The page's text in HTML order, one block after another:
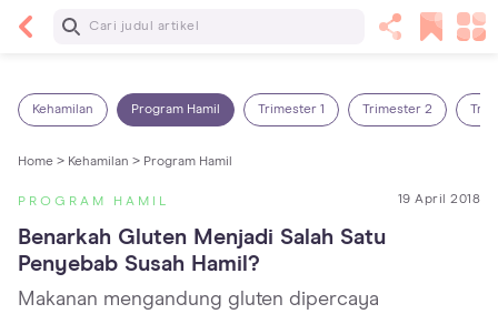
Baca Selanjutnya
Kehamilan Program Hamil Trimester 1 Trimester 2
Home > Kehamilan > Program Hamil
PROGRAM HAMIL 19 April 2018
Benarkah Gluten Menjadi Salah Satu
Penyebab Susah Hamil?
Makanan mengandung gluten dipercaya